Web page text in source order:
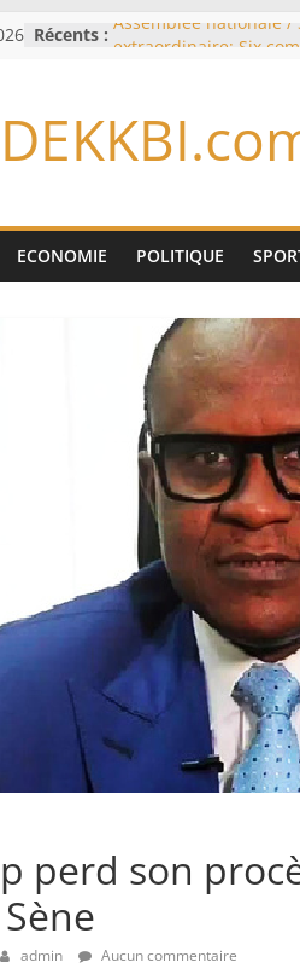
Récents : Assemblée nationale /
d’enquête à l’ordre
de la Espriella
Bénin: Patrice Talon
Moyen-Orient:
Pakistan et la
accord de défense
exportations de cuivre
concentrés pour
production
ECONOMIE POLITIQUE
perd son
admin Aucun commentaire